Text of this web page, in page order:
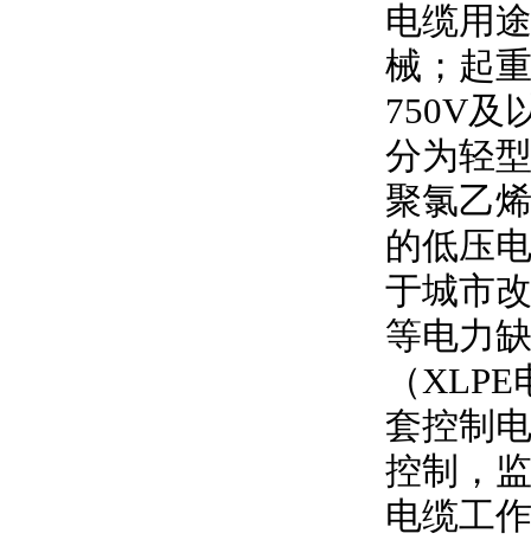
电缆用
械；起
750V及
分为轻
聚氯乙
的低压
于城市
等电力
（XLPE
套控制
控制，
电缆工